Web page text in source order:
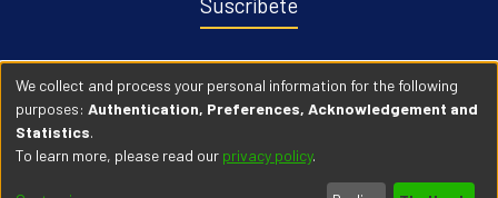
Recibe notificaciones sobre nuevas publicaciones y eventos
relacionados con el repositorio. ingresa Aqui →
We collect and process your personal information for the following
purposes: Authentication, Preferences, Acknowledgement and
Statistics.
To learn more, please read our privacy policy.